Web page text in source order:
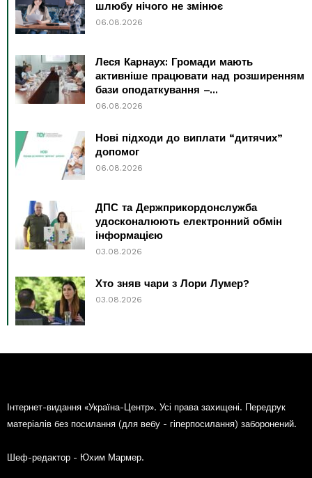
шлюбу нічого не змінює
06.08.2026
Леся Карнаух: Громади мають
активніше працювати над розширенням
бази оподаткування –...
06.08.2026
Нові підходи до виплати “дитячих”
допомог
06.08.2026
ДПС та Держприкордонслужба
удосконалюють електронний обмін
інформацією
03.08.2026
Хто зняв чари з Лори Лумер?
03.08.2026
Інтернет-видання «Україна-Центр». Усі права захищені. Передрук
матеріалів без посилання (для вебу - гіперпосилання) заборонений.
Шеф-редактор - Юхим Мармер.